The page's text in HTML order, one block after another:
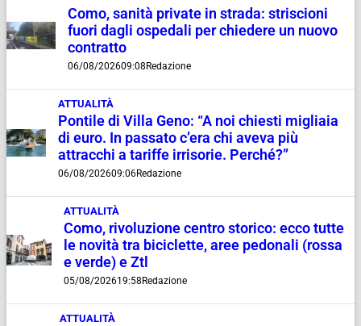
Como, sanità private in strada: striscioni
fuori dagli ospedali per chiedere un nuovo
contratto
06/08/202609:08 Redazione
ATTUALITÀ
Pontile di Villa Geno: “A noi chiesti migliaia
di euro. In passato c’era chi aveva più
attracchi a tariffe irrisorie. Perché?”
06/08/202609:06Redazione
ATTUALITÀ
Como, rivoluzione centro storico: ecco tutte
le novità tra biciclette, aree pedonali (rossa
e verde) e Ztl
05/08/202619:58 Redazione
ATTUALITÀ